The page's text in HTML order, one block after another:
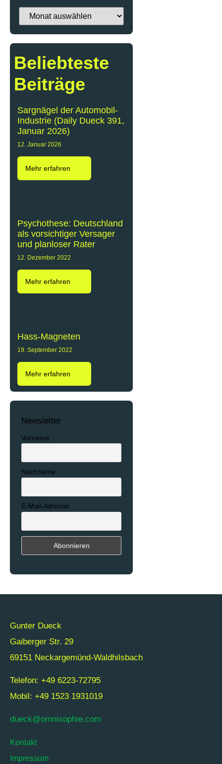
Beliebteste
Beiträge
Sargnägel der Automobil-
Industrie (Daily Dueck 391,
Januar 2026)
12. Januar 2026
Mehr erfahren
Psychothese: Deutschland
als vorsichtiger Versager
und planloser Rater
12. Dezember 2022
Mehr erfahren
Hass-Magneten
19. September 2022
Mehr erfahren
Newsletter
Vorname
Nachname
E-Mail-Adresse
Gunter Dueck
Gaiberger Str. 29
69151 Neckargemünd-Waldhilsbach
Telefon: +49 6223-72795
Mobil: +49 1523 1931019
dueck@omnisophie.com
Kontakt
Impressum